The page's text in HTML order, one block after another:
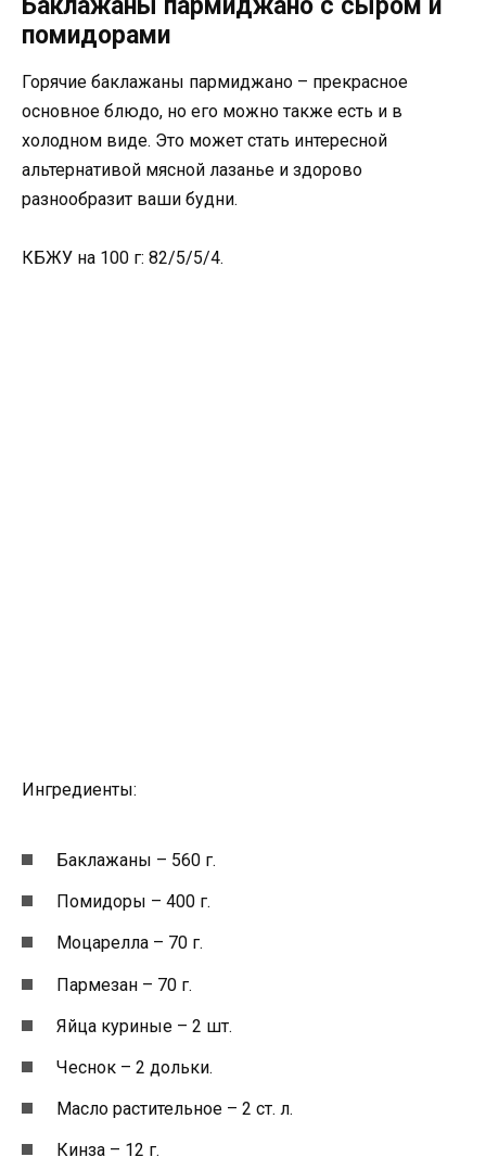
Баклажаны пармиджано с сыром и
помидорами
Горячие баклажаны пармиджано – прекрасное
основное блюдо, но его можно также есть и в
холодном виде. Это может стать интересной
альтернативой мясной лазанье и здорово
разнообразит ваши будни.
КБЖУ на 100 г: 82/5/5/4.
Ингредиенты:
Баклажаны – 560 г.
Помидоры – 400 г.
Моцарелла – 70 г.
Пармезан – 70 г.
Яйца куриные – 2 шт.
Чеснок – 2 дольки.
Масло растительное – 2 ст. л.
Кинза – 12 г.